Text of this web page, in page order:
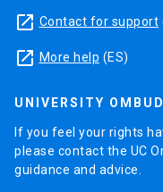
launch Contact for support
launch More help (ES)
UNIVERSITY
If you feel your rights
please contact the UC
guidance and advice.